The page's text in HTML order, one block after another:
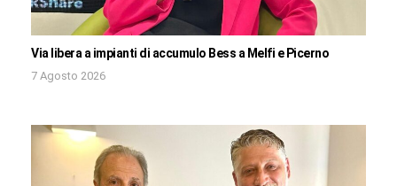
Via libera a impianti di accumulo Bess a Melfi e Picerno
7 Agosto 2026